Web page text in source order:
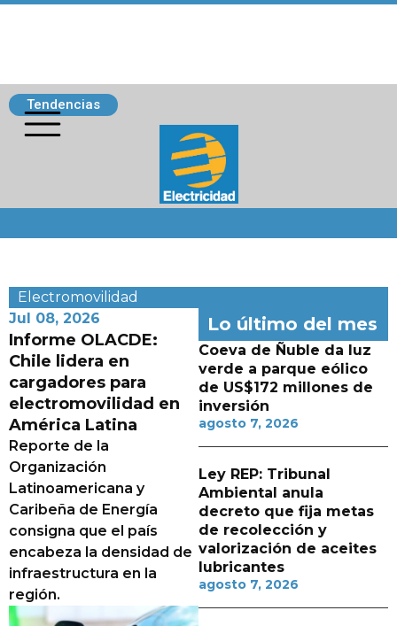
Tendencias
Electromovilidad
Jul 08, 2026
Informe OLACDE:
Chile lidera en
cargadores para
electromovilidad en
América Latina
Reporte de la
Organización
Latinoamericana y
Caribeña de Energía
consigna que el país
encabeza la densidad de
infraestructura en la
región.
Lo último del mes
Coeva de Ñuble da luz
verde a parque eólico
de US$172 millones de
inversión
agosto 7, 2026
Ley REP: Tribunal
Ambiental anula
decreto que fija metas
de recolección y
valorización de aceites
lubricantes
agosto 7, 2026